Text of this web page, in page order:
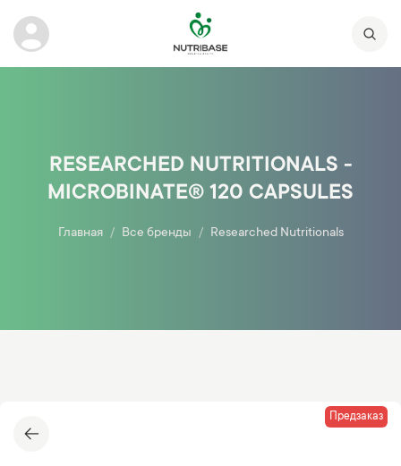
RESEARCHED NUTRITIONALS -
MICROBINATE® 120 CAPSULES
Главная Все бренды Researched Nutritionals
Предзаказ